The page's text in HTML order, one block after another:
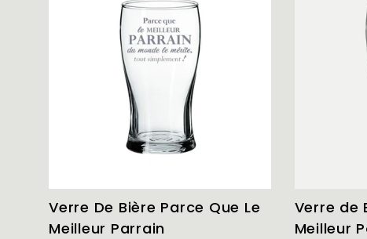
Verre De Bière Parce Que Le
Meilleur Parrain
Verre de
Meilleur